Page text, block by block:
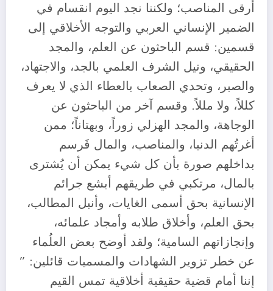
أرقى المناصب؛ ولكننا نجد اليوم انقسام في
الضمير الإنساني العربي والتوجه الأخلاقي إلى
قسمين: قسم الباحثون عن العلم، والمجد
الحقيقي، ونيل الشرف العلمي بالجد، والاجتهاد،
والصبر، وتحدي الصعاب بالعطاء الذي لا يعرف
كللاً، ولا مللاً. وقسم آخر من الباحثون عن
الوجاهة، والمجد الهزلي زوراً، وبهتاناً؛ ممن
أغرتُهم الدنيا، والمناصب، والمال فَرسم
بداخلهم صورة بأن كل شيء يمكن أن يُشترى
بالمال، مرتكبي في طريقهم أبشع جرائم
الإنسانية بحق أسمى الغايات، وأنبل المطالب،
بحق العلم، وأخلاق طلابه وأمجاد علمائه،
وإنجازاتهم السامية؛ ولقد أوضح بعض العلُماء
عن خطر تزوير الشهادات والمسميات قائلين: ”
إننا أمام قضية حقيقية أخلاقية تمس القيم